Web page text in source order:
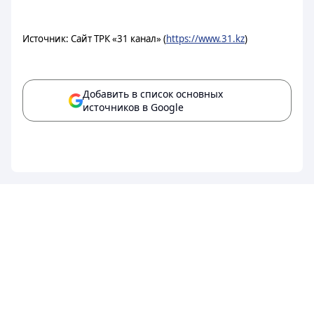
Источник: Сайт ТРК «31 канал» (https://www.31.kz)
Добавить в список основных
источников в Google